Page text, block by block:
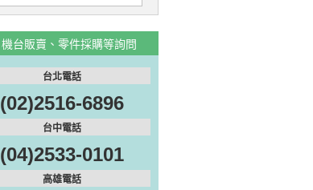
機台販賣、零件採購等詢問
台北電話
(02)2516-6896
台中電話
(04)2533-0101
高雄電話